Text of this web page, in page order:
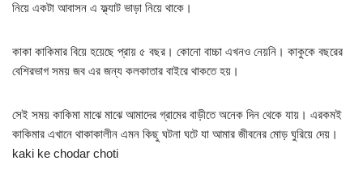
নিয়ে একটা আবাসন এ ফ্ল্যাট ভাড়া নিয়ে থাকে।
কাকা কাকিমার বিয়ে হয়েছে প্রায় ৫ বছর। কোনো বাচ্চা এখনও নেয়নি। কাকুকে বছরের
বেশিরভাগ সময় জব এর জন্য কলকাতার বাইরে থাকতে হয়।
সেই সময় কাকিমা মাঝে মাঝে আমাদের গ্রামের বাড়ীতে অনেক দিন থেকে যায়। এরকমই
কাকিমার এখানে থাকাকালীন এমন কিছু ঘটনা ঘটে যা আমার জীবনের মোড় ঘুরিয়ে দেয়।
kaki ke chodar choti